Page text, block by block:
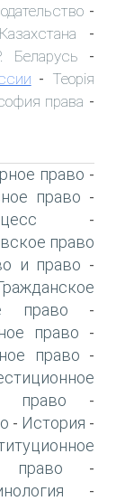
-
-
Беларусь -
- Теорія
права -
право -
право -
-
право
и право -
право -
право -
право -
право -
- История -
право -
-